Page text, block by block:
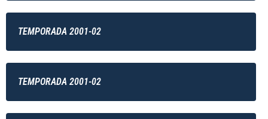
TEMPORADA 2001-02
TEMPORADA 2001-02